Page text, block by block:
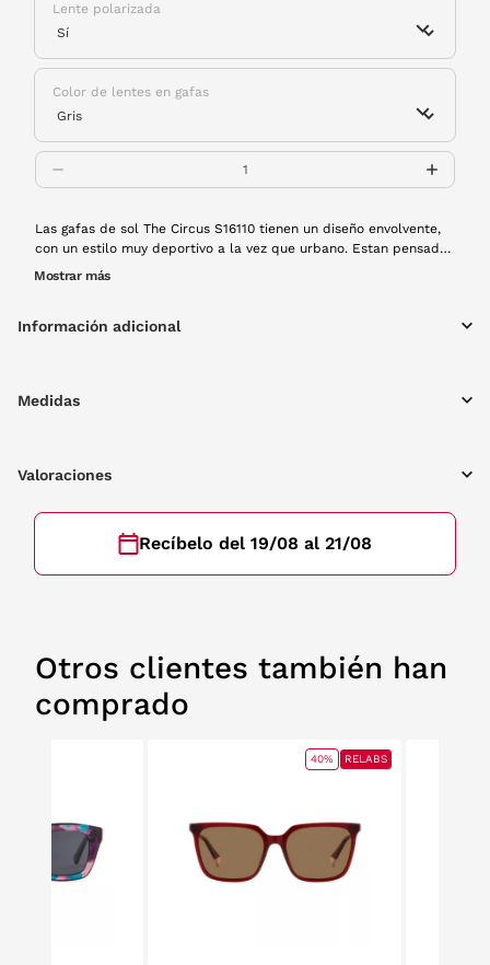
Lente polarizada
Color de lentes en gafas
Las gafas de sol The Circus S16110 tienen un diseño envolvente,
con un estilo muy deportivo a la vez que urbano. Estan pensadas
para acompañarte en cualquier momento, fabricadas con
estilo de vida muy activo. ¡Resistentes y listas para la acción!
Mostrar más
Información adicional
Medidas
Valoraciones
Recíbelo del 19/08 al 21/08
Otros clientes también han
comprado
40% RELABS